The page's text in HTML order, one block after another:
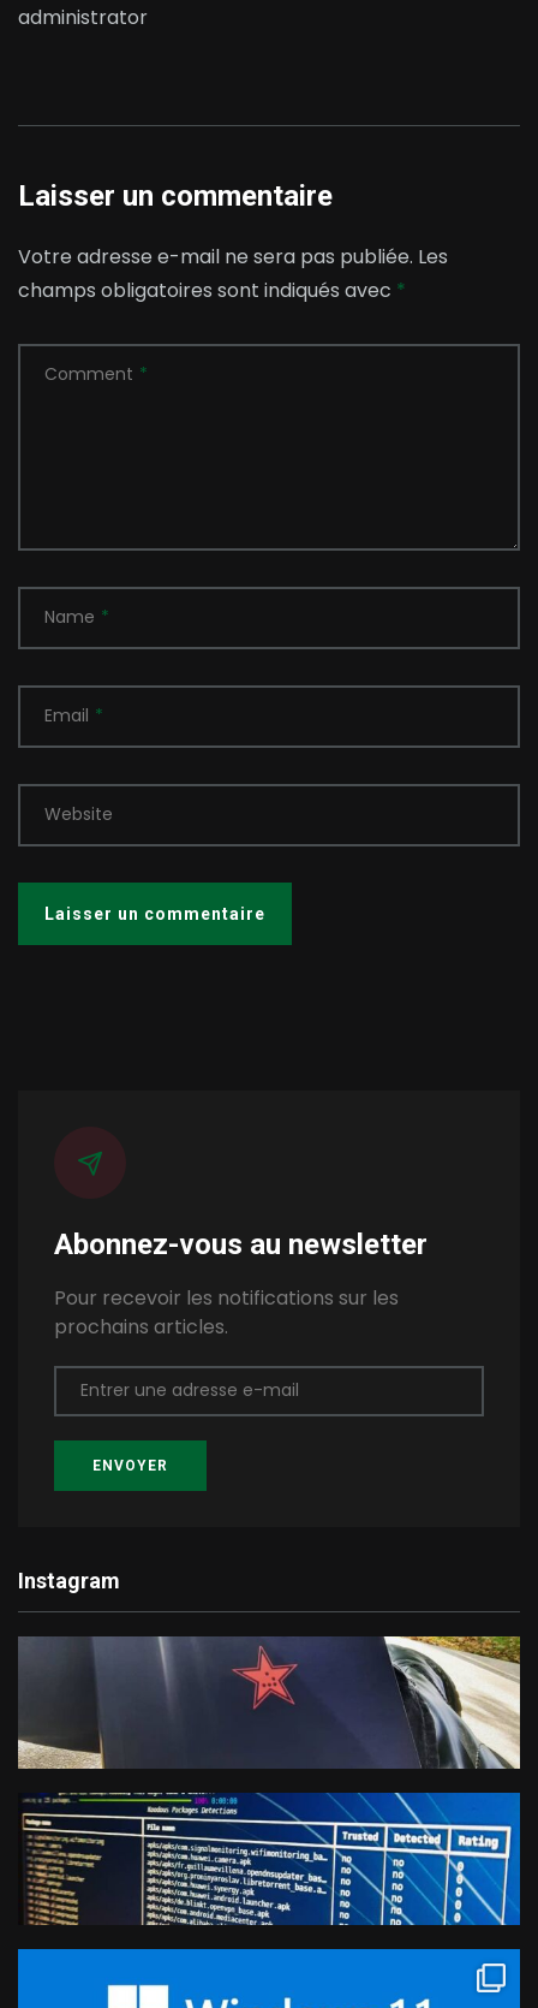
administrator
Laisser un commentaire
Votre adresse e-mail ne sera pas publiée. Les
champs obligatoires sont indiqués avec *
Comment *
Name *
Email *
Website
Abonnez-vous au newsletter
Pour recevoir les notifications sur les
prochains articles.
Entrer une adresse e-mail
ENVOYER
Instagram